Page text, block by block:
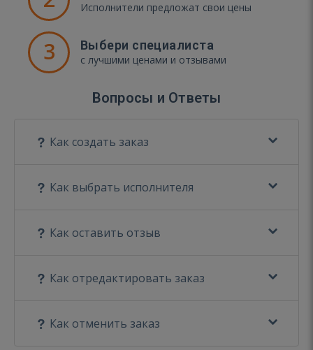
Исполнители предложат свои цены
3 Выбери специалиста
с лучшими ценами и отзывами
Вопросы и Ответы
Как создать заказ
Как выбрать исполнителя
Как оставить отзыв
Как отредактировать заказ
Как отменить заказ